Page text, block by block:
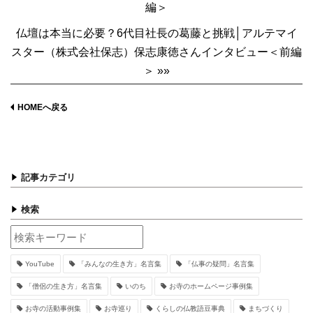
編＞
仏壇は本当に必要？6代目社長の葛藤と挑戦│アルテマイ
スター（株式会社保志）保志康徳さんインタビュー＜前編
＞ »»
HOMEへ戻る
記事カテゴリ
検索
YouTube 「みんなの生き方」名言集 「仏事の疑問」名言集
「僧侶の生き方」名言集 いのち お寺のホームページ事例集
お寺の活動事例集 お寺巡り くらしの仏教語豆事典 まちづくり